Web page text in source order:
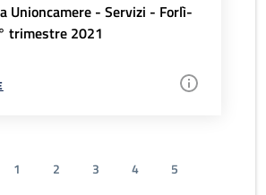
Unioncamere - Servizi - Forlì-
trimestre 2021
1 2 3 4
5